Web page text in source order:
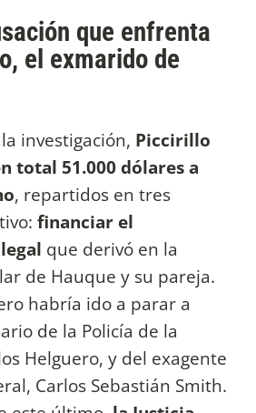
que enfrenta
el exmarido de
investigación, Piccirillo
total 51.000 dólares a
, repartidos en tres
financiar el
que derivó en la
de Hauque y su pareja.
habría ido a parar a
de la Policía de la
Helguero, y del exagente
Carlos Sebastián Smith.